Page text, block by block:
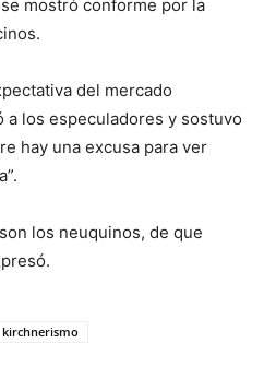
mostró conforme por la
del mercado
los especuladores y sostuvo
hay una excusa para ver
los neuquinos, de que
kirchnerismo